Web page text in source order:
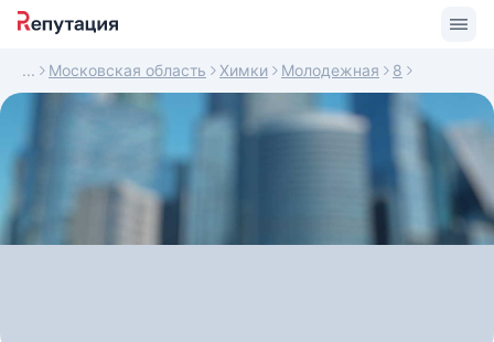
Московская область Химки Молодежная 8